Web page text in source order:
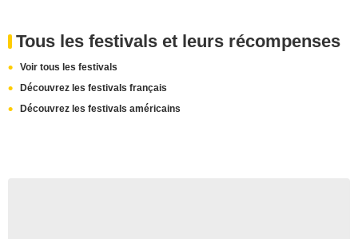
Tous les festivals et leurs récompenses
Voir tous les festivals
Découvrez les festivals français
Découvrez les festivals américains